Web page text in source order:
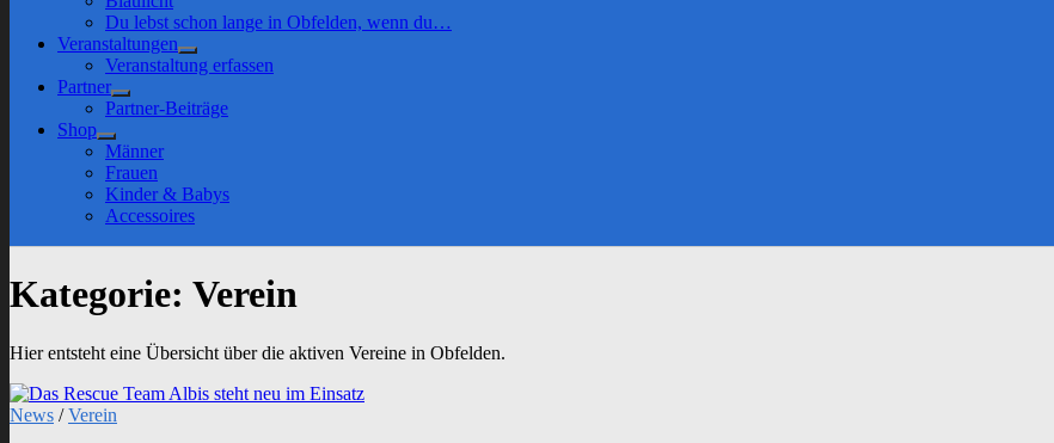
Du lebst schon lange in Obfelden, wenn du…
Veranstaltungen
Show
sub
Veranstaltung erfassen
Partner
Show
sub
Partner-Beiträge
Shop
Show
sub
menu
Männer
Frauen
Kinder & Babys
Accessoires
Kategorie: Verein
Hier entsteht eine Übersicht über die aktiven Vereine in Obfelden.
News /Verein